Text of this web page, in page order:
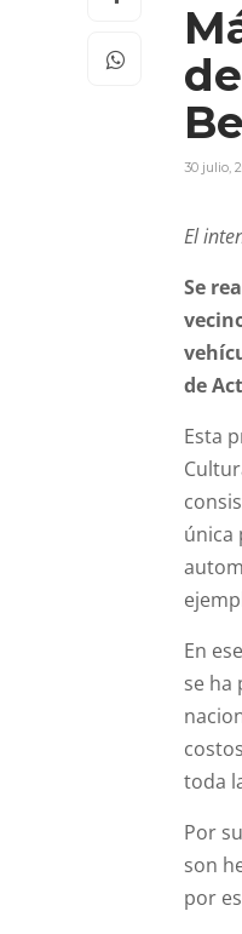
30 julio,
El
Se
de
Esta
única
En
se ha
toda
Por
son
por